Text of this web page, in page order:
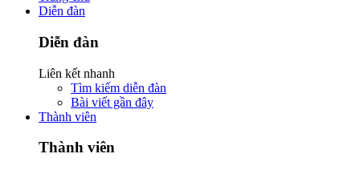
Diễn đàn
Diễn đàn
Liên kết nhanh
Tìm kiếm diễn đàn
Bài viết gần đây
Thành viên
Thành viên